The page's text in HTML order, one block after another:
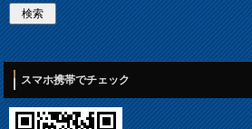
スマホ携帯でチェック